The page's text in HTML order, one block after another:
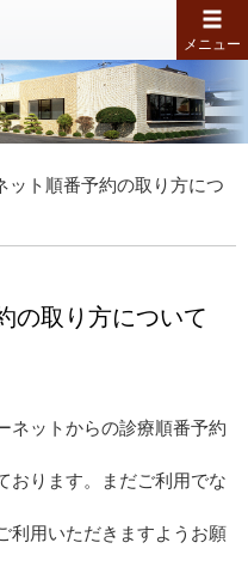
メニュー
ット順番予約の取り方につ
の取り方について
ネットからの診療順番予約
おります。まだご利用でな
利用いただきますようお願